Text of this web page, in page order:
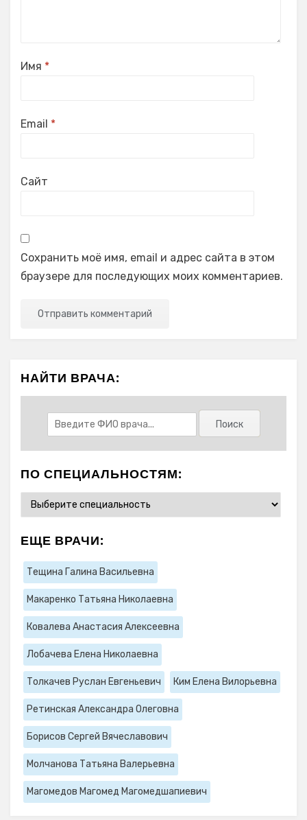
Имя *
Email *
Сайт
Сохранить моё имя, email и адрес сайта в этом
браузере для последующих моих комментариев.
НАЙТИ ВРАЧА:
ПО СПЕЦИАЛЬНОСТЯМ:
ЕЩЕ ВРАЧИ:
Тещина Галина Васильевна
Макаренко Татьяна Николаевна
Ковалева Анастасия Алексеевна
Лобачева Елена Николаевна
Толкачев Руслан Евгеньевич Ким Елена Вилорьевна
Ретинская Александра Олеговна
Борисов Сергей Вячеславович
Молчанова Татьяна Валерьевна
Магомедов Магомед Магомедшапиевич